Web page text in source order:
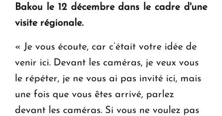
ouvrira ses portes à Dilijan
Bakou le 12 décembre dans le cadre d'une
visite régionale.
« Je vous écoute, car c’était votre idée de
venir ici. Devant les caméras, je veux vous
le répéter, je ne vous ai pas invité ici, mais
une fois que vous êtes arrivé, parlez
devant les caméras. Si vous ne voulez pas